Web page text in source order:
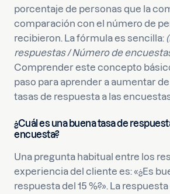
porcentaje de personas que la
comparación con el número de
recibieron. La fórmula es sencilla:
respuestas / Número de
Comprender este concepto
paso para aprender a aumentar
tasas de respuesta a las
¿Cuál es una buena tasa de
encuesta?
Una pregunta habitual entre los
experiencia del cliente es: «¿Es
respuesta del 15 %?». La